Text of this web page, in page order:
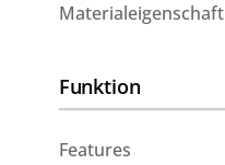
Materialeigenschaft
Funktion
Features